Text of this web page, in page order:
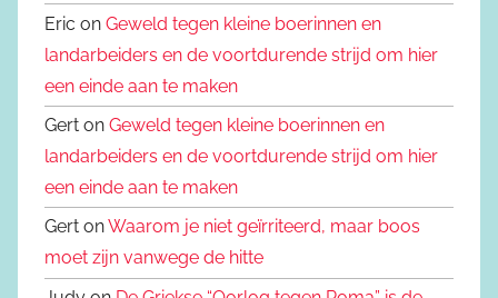
Eric on Geweld tegen kleine boerinnen en
landarbeiders en de voortdurende strijd om hier
een einde aan te maken
Gert on Geweld tegen kleine boerinnen en
landarbeiders en de voortdurende strijd om hier
een einde aan te maken
Gert onWaarom je niet geïrriteerd, maar boos
moet zijn vanwege de hitte